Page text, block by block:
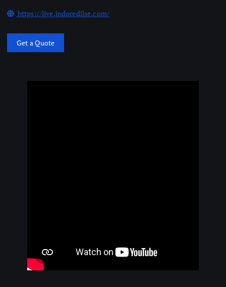
https://live.indoredilse.com/
Get a Quote